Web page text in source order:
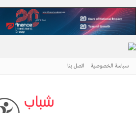
سياسة الخصوصية اتصل بنا